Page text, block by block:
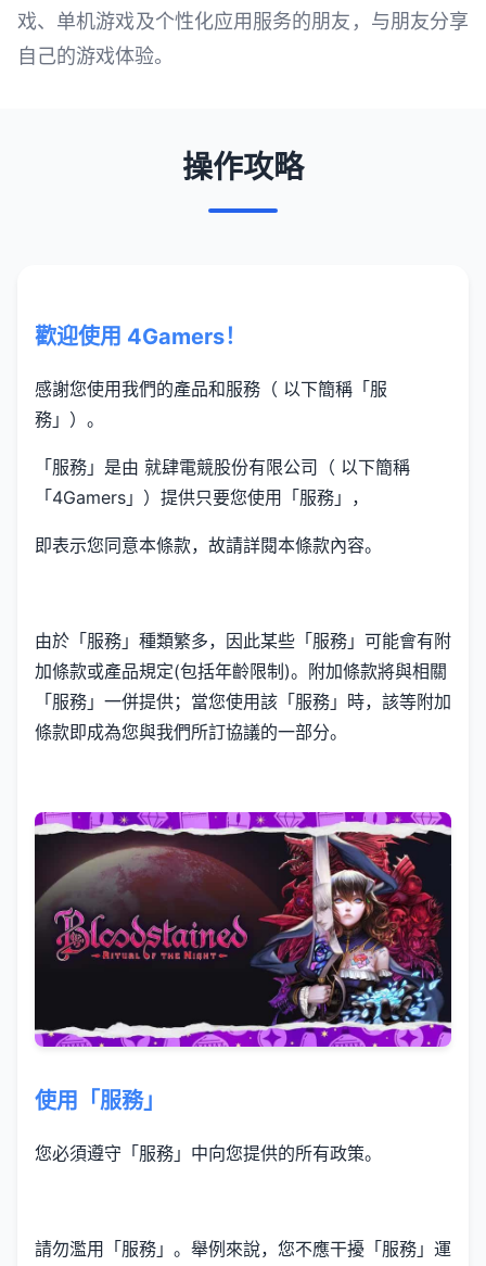
戏、单机游戏及个性化应用服务的朋友，与朋友分享
自己的游戏体验。
操作攻略
歡迎使用 4Gamers！
感謝您使用我們的產品和服務（ 以下簡稱「服
務」）。
「服務」是由 就肆電競股份有限公司（ 以下簡稱
「4Gamers」）提供只要您使用「服務」，
即表示您同意本條款，故請詳閱本條款內容。
由於「服務」種類繁多，因此某些「服務」可能會有附
加條款或產品規定(包括年齡限制)。附加條款將與相關
「服務」一併提供；當您使用該「服務」時，該等附加
條款即成為您與我們所訂協議的一部分。
使用「服務」
您必須遵守「服務」中向您提供的所有政策。
請勿濫用「服務」。舉例來說，您不應干擾「服務」運